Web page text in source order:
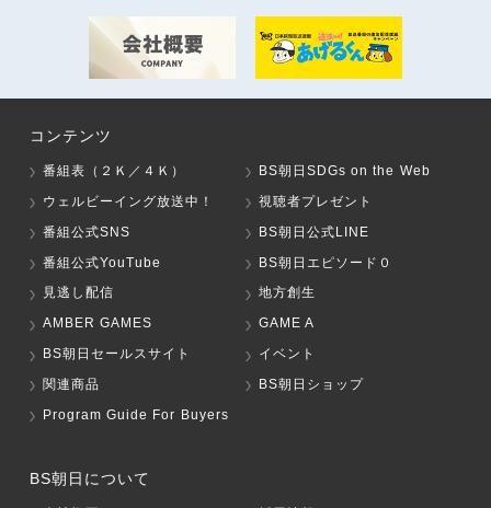
コンテンツ
番組表（２Ｋ／４Ｋ）
BS朝日SDGs on the Web
ウェルビーイング放送中！
視聴者プレゼント
番組公式SNS
BS朝日公式LINE
番組公式YouTube
BS朝日エピソード０
見逃し配信
地方創生
AMBER GAMES
GAME A
BS朝日セールスサイト
イベント
関連商品
BS朝日ショップ
Program Guide For Buyers
BS朝日について